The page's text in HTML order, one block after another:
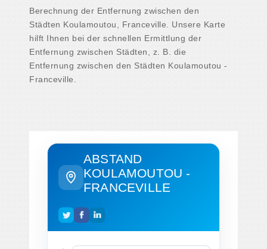
Berechnung der Entfernung zwischen den
Städten Koulamoutou, Franceville. Unsere Karte
hilft Ihnen bei der schnellen Ermittlung der
Entfernung zwischen Städten, z. B. die
Entfernung zwischen den Städten Koulamoutou -
Franceville.
ABSTAND
KOULAMOUTOU -
FRANCEVILLE